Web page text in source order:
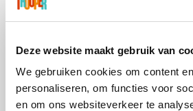
Deze website maakt gebruik van
We gebruiken cookies om content
personaliseren, om functies voor
en om ons websiteverkeer te
Prijsvrij
Vidaxl Lampenlicht.be